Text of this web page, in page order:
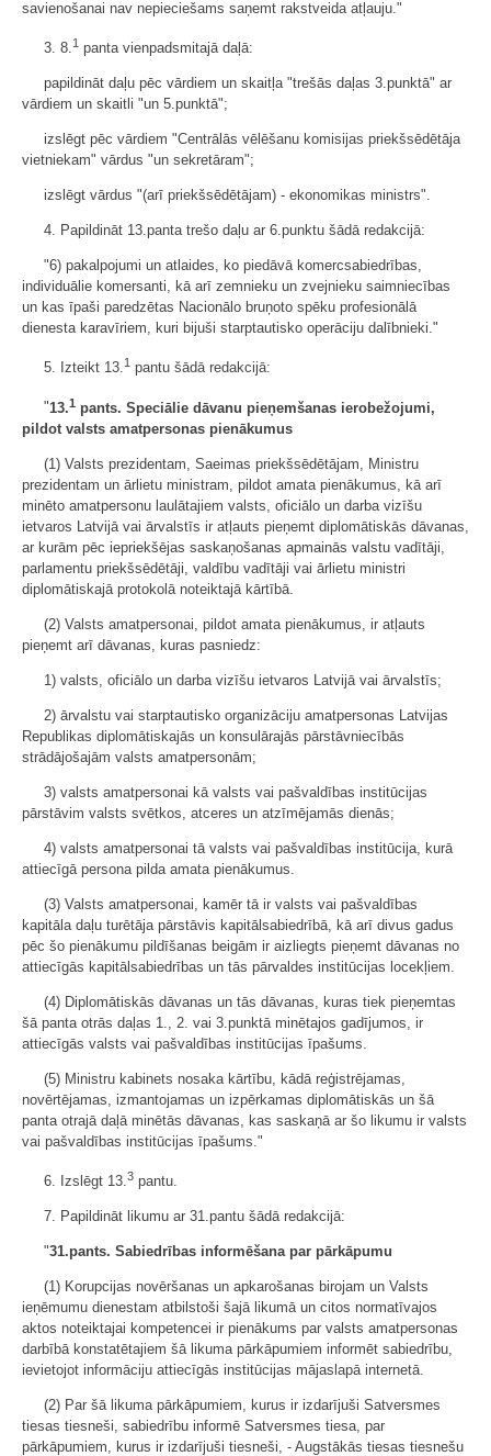
savienošanai nav nepieciešams saņemt rakstveida atļauju."
3. 8. 1 panta vienpadsmitajā daļā:
papildināt daļu pēc vārdiem un skaitļa "trešās daļas 3.punktā" ar
vārdiem un skaitli "un 5.punktā";
izslēgt pēc vārdiem "Centrālās vēlēšanu komisijas priekšsēdētāja
vietniekam" vārdus "un sekretāram";
izslēgt vārdus "(arī priekšsēdētājam) - ekonomikas ministrs".
4. Papildināt 13.panta trešo daļu ar 6.punktu šādā redakcijā:
"6) pakalpojumi un atlaides, ko piedāvā komercsabiedrības,
individuālie komersanti, kā arī zemnieku un zvejnieku saimniecības
un kas īpaši paredzētas Nacionālo bruņoto spēku profesionālā
dienesta karavīriem, kuri bijuši starptautisko operāciju dalībnieki."
5. Izteikt 13.1 pantu šādā redakcijā:
"13.1 pants. Speciālie dāvanu pieņemšanas ierobežojumi,
pildot valsts amatpersonas pienākumus
(1) Valsts prezidentam, Saeimas priekšsēdētājam, Ministru
prezidentam un ārlietu ministram, pildot amata pienākumus, kā arī
minēto amatpersonu laulātajiem valsts, oficiālo un darba vizīšu
ietvaros Latvijā vai ārvalstīs ir atļauts pieņemt diplomātiskās dāvanas,
ar kurām pēc iepriekšējas saskaņošanas apmainās valstu vadītāji,
parlamentu priekšsēdētāji, valdību vadītāji vai ārlietu ministri
diplomātiskajā protokolā noteiktajā kārtībā.
(2) Valsts amatpersonai, pildot amata pienākumus, ir atļauts
pieņemt arī dāvanas, kuras pasniedz:
1) valsts, oficiālo un darba vizīšu ietvaros Latvijā vai ārvalstīs;
2) ārvalstu vai starptautisko organizāciju amatpersonas Latvijas
Republikas diplomātiskajās un konsulārajās pārstāvniecībās
strādājošajām valsts amatpersonām;
3) valsts amatpersonai kā valsts vai pašvaldības institūcijas
pārstāvim valsts svētkos, atceres un atzīmējamās dienās;
4) valsts amatpersonai tā valsts vai pašvaldības institūcija, kurā
attiecīgā persona pilda amata pienākumus.
(3) Valsts amatpersonai, kamēr tā ir valsts vai pašvaldības
kapitāla daļu turētāja pārstāvis kapitālsabiedrībā, kā arī divus gadus
pēc šo pienākumu pildīšanas beigām ir aizliegts pieņemt dāvanas no
attiecīgās kapitālsabiedrības un tās pārvaldes institūcijas locekļiem.
(4) Diplomātiskās dāvanas un tās dāvanas, kuras tiek pieņemtas
šā panta otrās daļas 1., 2. vai 3.punktā minētajos gadījumos, ir
attiecīgās valsts vai pašvaldības institūcijas īpašums.
(5) Ministru kabinets nosaka kārtību, kādā reģistrējamas,
novērtējamas, izmantojamas un izpērkamas diplomātiskās un šā
panta otrajā daļā minētās dāvanas, kas saskaņā ar šo likumu ir valsts
vai pašvaldības institūcijas īpašums."
6. Izslēgt 13. 3 pantu.
7. Papildināt likumu ar 31.pantu šādā redakcijā:
"31.pants. Sabiedrības informēšana par pārkāpumu
(1) Korupcijas novēršanas un apkarošanas birojam un Valsts
ieņēmumu dienestam atbilstoši šajā likumā un citos normatīvajos
aktos noteiktajai kompetencei ir pienākums par valsts amatpersonas
darbībā konstatētajiem šā likuma pārkāpumiem informēt sabiedrību,
ievietojot informāciju attiecīgās institūcijas mājaslapā internetā.
(2) Par šā likuma pārkāpumiem, kurus ir izdarījuši Satversmes
tiesas tiesneši, sabiedrību informē Satversmes tiesa, par
pārkāpumiem, kurus ir izdarījuši tiesneši, - Augstākās tiesas tiesnešu